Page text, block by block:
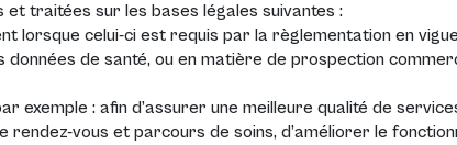
et traitées sur les bases légales suivantes :
lorsque celui-ci est requis par la règlementation en
données de santé, ou en matière de prospection
exemple : afin d’assurer une meilleure qualité de
rendez-vous et parcours de soins, d’améliorer le